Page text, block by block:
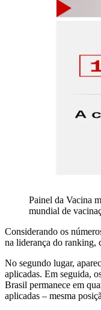
Painel da Vacina
mundial de
Considerando os
na liderança do ranking,
No segundo lugar,
aplicadas. Em seguida,
Brasil permanece em
aplicadas – mesma